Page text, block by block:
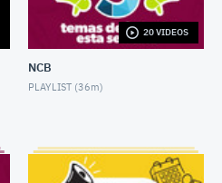
DE LA SEMANA 11 AGOSTO 2025
DE LA SEMANA 25 AGOSTO 2025
20 VIDEOS
NCB
PLAYLIST (36m)